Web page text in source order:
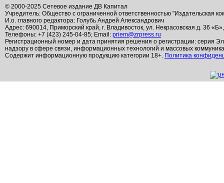
© 2000-2025 Сетевое издание ДВ Капитал
Учредитель: Общество с ограниченной ответственностью "Издательская
И.о. главного редактора: Голубь Андрей Александрович
Адрес: 690014, Приморский край, г. Владивосток, ул. Некрасовская д. 36
Телефоны: +7 (423) 245-04-85; Email: priem@zrpress.ru
Регистрационный номер и дата принятия решения о регистрации: серия
надзору в сфере связи, информационных технологий и массовых
Содержит информационную продукцию категории 18+. Политика